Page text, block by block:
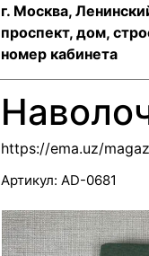
г. Москва,
проспект, дом,
номер кабинета
https://ema.uz/
Артикул: AD-0681